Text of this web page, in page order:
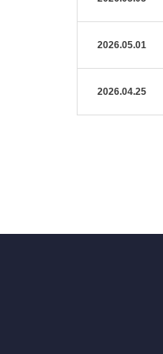
2026.05.01
2026.04.25